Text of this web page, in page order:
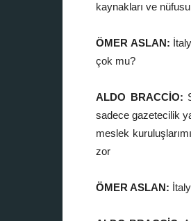
kaynakları ve
ÖMER ASLAN:
çok mu?
ALDO BRACCİO:
sadece gazetecilik
meslek
zor
ÖMER ASLAN: